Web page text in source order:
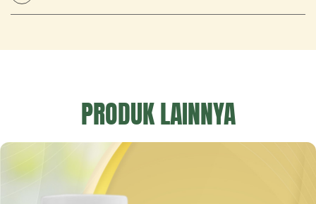
PRODUK LAINNYA